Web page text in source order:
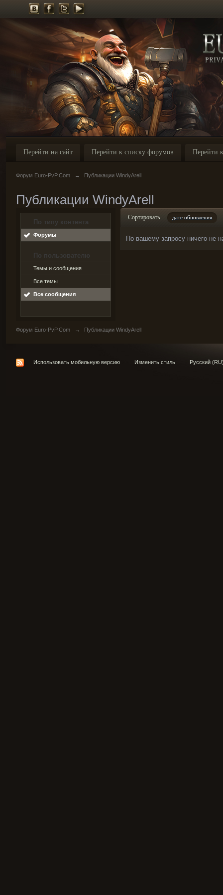
Перейти на сайт Перейти к списку форумов Перейти
Форум Euro-PvP.Com → Публикации WindyArell
Публикации WindyArell
По типу контента
Форумы
По пользователю
Темы и сообщения
Все темы
Все сообщения
Сортировать дате обновления
По вашему запросу ничего не
Форум Euro-PvP.Com → Публикации WindyArell
Использовать мобильную версию Изменить стиль Русский